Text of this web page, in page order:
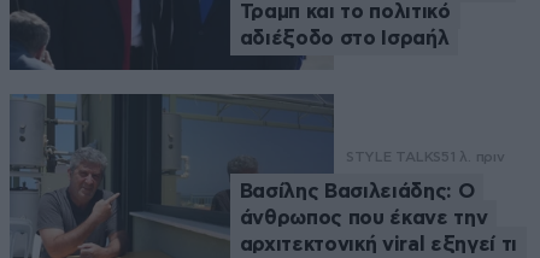
Τραμπ και το πολιτικό
αδιέξοδο στο Ισραήλ
STYLE TALKS51 λ. πριν
Βασίλης Βασιλειάδης: Ο
άνθρωπος που έκανε την
αρχιτεκτονική viral εξηγεί τι